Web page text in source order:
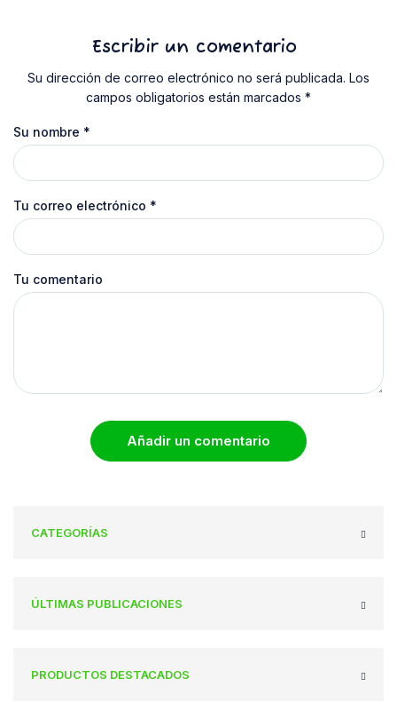
Escribir un comentario
Su dirección de correo electrónico no será publicada. Los
campos obligatorios están marcados *
Su nombre *
Tu correo electrónico *
Tu comentario
Añadir un comentario
CATEGORÍAS
ÚLTIMAS PUBLICACIONES
PRODUCTOS DESTACADOS